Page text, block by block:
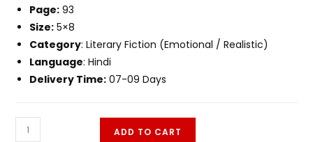
Page: 93
Size: 5×8
Category: Literary Fiction (Emotional / Realistic)
Language: Hindi
Delivery Time: 07-09 Days
ADD TO CART